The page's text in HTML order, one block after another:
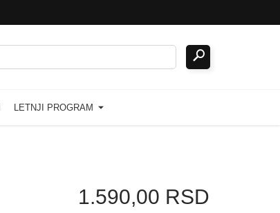
LETNJI PROGRAM
1.590,00 RSD